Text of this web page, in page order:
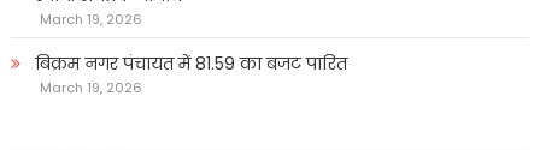
March 19, 2026
बिक्रम नगर पंचायत में 81.59 का बजट पारित
March 19, 2026